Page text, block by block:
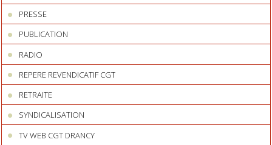
PRESSE
PUBLICATION
RADIO
REPERE REVENDICATIF CGT
RETRAITE
SYNDICALISATION
TV WEB CGT DRANCY